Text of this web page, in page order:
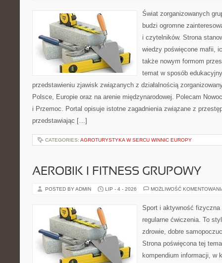
Świat zorganizowanych
budzi ogromne
i czytelników. Strona
wiedzy poświęcone mafii,
także nowym formom
temat w sposób
przedstawieniu zjawisk związanych z działalnością
Polsce, Europie oraz na arenie międzynarodowej. Polecam
i Przemoc. Portal opisuje istotne zagadnienia związane z
przedstawiając […]
CATEGORIES: AGROTURYSTYKA W SERCU WINNIC EUROPY
AEROBIK I FITNESS GRUPOWY
POSTED BY ADMIN LIP - 4 - 2026 MOŻLIWOŚĆ
Sport i aktywność
regularne ćwiczenia. To
zdrowie, dobre
Strona poświęcona tej
kompendium informacji, w